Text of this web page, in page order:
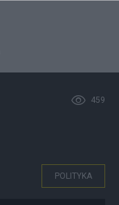
459
POLITYKA